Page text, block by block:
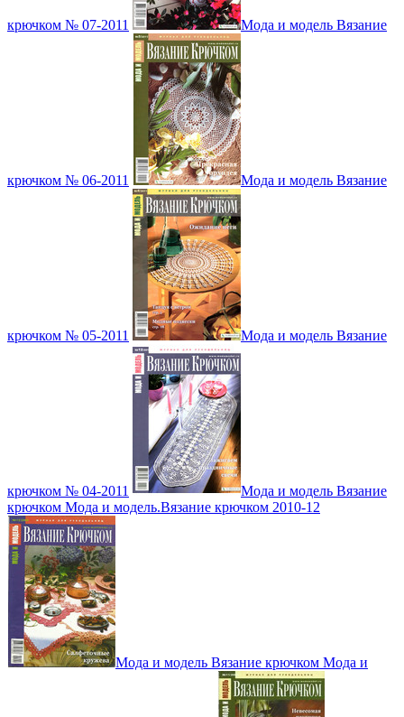
крючком № 07-2011 Мода и модель Вязание
крючком № 06-2011 Мода и модель Вязание
крючком № 05-2011 Мода и модель Вязание
крючком № 04-2011
Мода и модель Вязание
крючком Мода и модель.Вязание крючком 2010-12
Мода и модель Вязание крючком Мода и